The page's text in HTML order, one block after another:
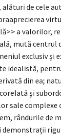
de cele
a valorilor,
mută centrul
exclusiv și
idealistă,
din ea;
și
sale complexe
rândurile de